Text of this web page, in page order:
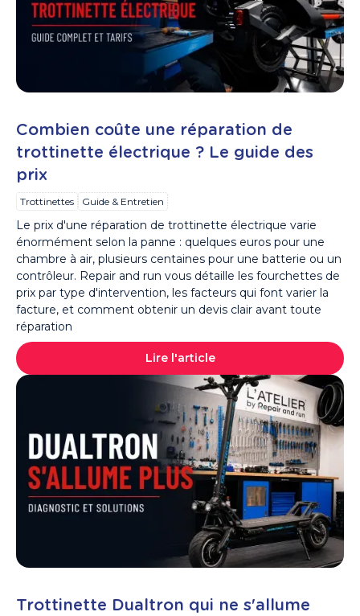
Combien coûte une réparation de
trottinette électrique ? Le guide des
prix
Trottinettes Guide & Entretien
Le prix d'une réparation de trottinette électrique varie
énormément selon la panne : quelques euros pour une
chambre à air, plusieurs centaines pour une batterie ou un
contrôleur. Repair and run vous détaille les fourchettes de
prix par type d'intervention, les facteurs qui font varier la
facture, et comment obtenir un devis clair avant toute
réparation
Lire l'article
Trottinette Dualtron qui ne s'allume